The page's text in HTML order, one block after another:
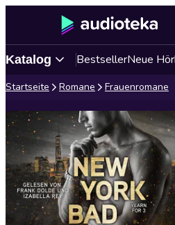
Katalog BestsellerNeue
Startseite Romane Frauenromane